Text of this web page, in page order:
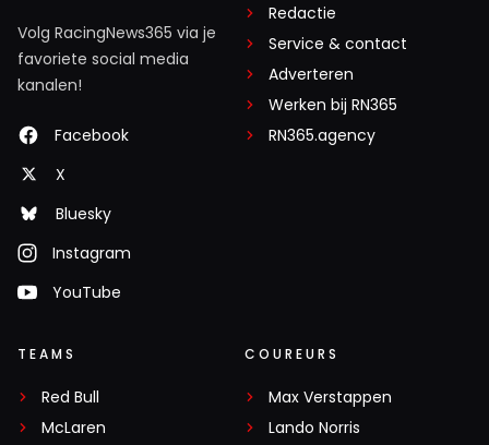
Volg RacingNews365 via je
favoriete social media
kanalen!
Facebook
X
Bluesky
Instagram
YouTube
Redactie
Service & contact
Adverteren
Werken bij RN365
RN365.agency
TEAMS
Red Bull
McLaren
COUREURS
Max Verstappen
Lando Norris